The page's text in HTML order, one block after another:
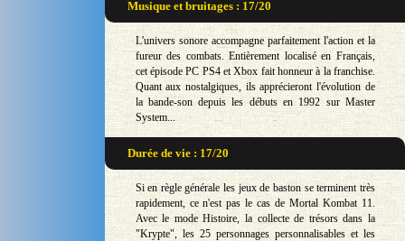
Musique et bruitages : 17/20
L'univers sonore accompagne parfaitement l'action et la
fureur des combats. Entièrement localisé en Français,
cet épisode PC PS4 et Xbox fait honneur à la franchise.
Quant aux nostalgiques, ils apprécieront l'évolution de
la bande-son depuis les débuts en 1992 sur Master
System...
Durée de vie : 17/20
Si en règle générale les jeux de baston se terminent très
rapidement, ce n'est pas le cas de Mortal Kombat 11.
Avec le mode Histoire, la collecte de trésors dans la
"Krypte", les 25 personnages personnalisables et les